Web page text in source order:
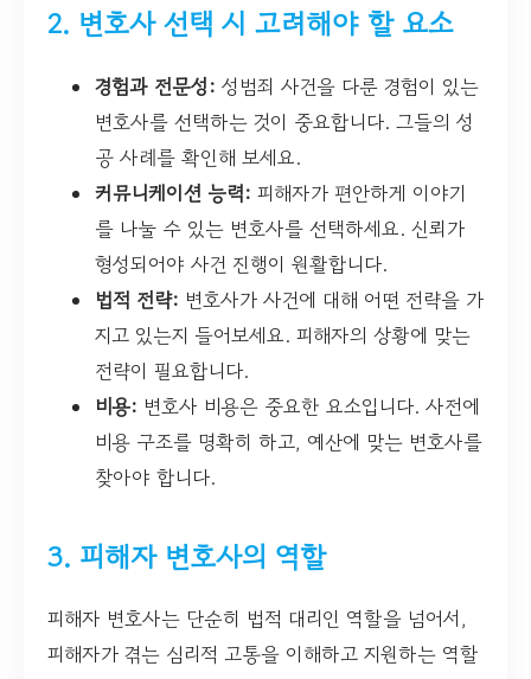
2. 변호사 선택 시 고려해야 할 요소
경험과 전문성: 성범죄 사건을 다룬 경험이 있는
변호사를 선택하는 것이 중요합니다. 그들의 성
공 사례를 확인해 보세요.
커뮤니케이션 능력: 피해자가 편안하게 이야기
를 나눌 수 있는 변호사를 선택하세요. 신뢰가
형성되어야 사건 진행이 원활합니다.
법적 전략: 변호사가 사건에 대해 어떤 전략을 가
지고 있는지 들어보세요. 피해자의 상황에 맞는
전략이 필요합니다.
비용: 변호사 비용은 중요한 요소입니다. 사전에
비용 구조를 명확히 하고, 예산에 맞는 변호사를
찾아야 합니다.
3. 피해자 변호사의 역할
피해자 변호사는 단순히 법적 대리인 역할을 넘어서,
피해자가 겪는 심리적 고통을 이해하고 지원하는 역할